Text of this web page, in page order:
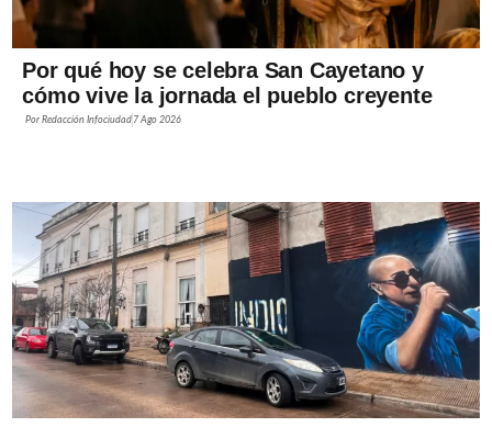
Por qué hoy se celebra San Cayetano y
cómo vive la jornada el pueblo creyente
PorRedacción Infociudad 7 Ago 2026